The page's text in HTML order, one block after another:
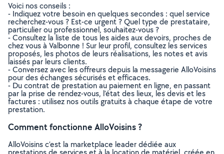
Voici nos conseils :
- Indiquez votre besoin en quelques secondes : quel service
recherchez-vous ? Est-ce urgent ? Quel type de prestataire,
particulier ou professionnel, souhaitez-vous ?
- Consultez la liste de tous les aides aux devoirs, proches de
chez vous à Valbonne ! Sur leur profil, consultez les services
proposés, les photos de leurs réalisations, les notes et avis
laissés par leurs clients.
- Conversez avec les offreurs depuis la messagerie AlloVoisins
pour des échanges sécurisés et efficaces.
- Du contrat de prestation au paiement en ligne, en passant
par la prise de rendez-vous, l’état des lieux, les devis et les
factures : utilisez nos outils gratuits à chaque étape de votre
prestation.
Comment fonctionne AlloVoisins ?
AlloVoisins c’est la marketplace leader dédiée aux